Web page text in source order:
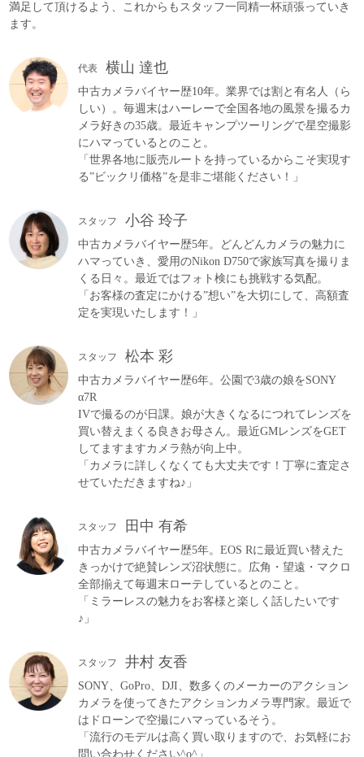
満足して頂けるよう、これからもスタッフ一同精一杯頑張っていき
ます。
代表 横山 達也
中古カメラバイヤー歴10年。業界では割と有名人（ら
しい）。毎週末はハーレーで全国各地の風景を撮るカ
メラ好きの35歳。最近キャンプツーリングで星空撮影
にハマっているとのこと。
「世界各地に販売ルートを持っているからこそ実現す
る”ビックリ価格”を是非ご堪能ください！」
スタッフ 小谷 玲子
中古カメラバイヤー歴5年。どんどんカメラの魅力に
ハマっていき、愛用のNikon D750で家族写真を撮りま
くる日々。最近ではフォト検にも挑戦する気配。
「お客様の査定にかける”想い”を大切にして、高額査
定を実現いたします！」
スタッフ 松本 彩
中古カメラバイヤー歴6年。公園で3歳の娘をSONY
α7R
IVで撮るのが日課。娘が大きくなるにつれてレンズを
買い替えまくる良きお母さん。最近GMレンズをGET
してますますカメラ熱が向上中。
「カメラに詳しくなくても大丈夫です！丁寧に査定さ
せていただきますね♪」
スタッフ 田中 有希
中古カメラバイヤー歴5年。EOS Rに最近買い替えた
きっかけで絶賛レンズ沼状態に。広角・望遠・マクロ
全部揃えて毎週末ローテしているとのこと。
「ミラーレスの魅力をお客様と楽しく話したいです
♪」
スタッフ 井村 友香
SONY、GoPro、DJI、数多くのメーカーのアクション
カメラを使ってきたアクションカメラ専門家。最近で
はドローンで空撮にハマっているそう。
「流行のモデルは高く買い取りますので、お気軽にお
問い合わせください^o^」